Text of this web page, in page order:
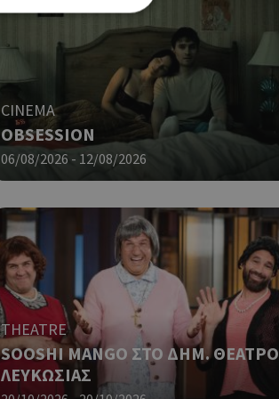
CINEMA
OBSESSION
06/08/2026 - 12/08/2026
THEATRE
SOOSHI MANGO ΣΤΟ ΔΗΜ. ΘΕΑΤΡΟ
ΛΕΥΚΩΣΙΑΣ
λογαριασμού. Ο
Google
που
για ένα
είναι
ο
ένα καλό
σελίδων.